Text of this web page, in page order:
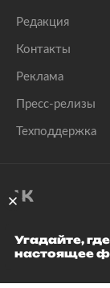
Редакция
Контакты
Реклама
Пресс-релизы
Техподдержка
Угадайте, где
настоящее